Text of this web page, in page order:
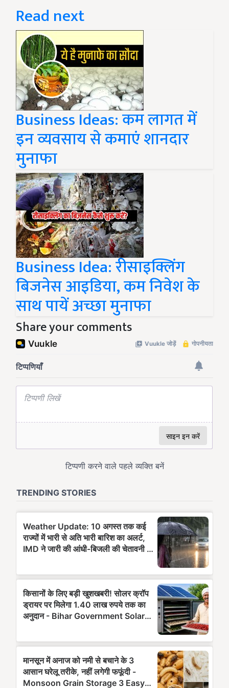
Read next
Business Ideas: कम लागत में
इन व्यवसाय से कमाएं शानदार
मुनाफा
Business Idea: रीसाइक्लिंग
बिजनेस आइडिया, कम निवेश के
साथ पायें अच्छा मुनाफा
Share your comments